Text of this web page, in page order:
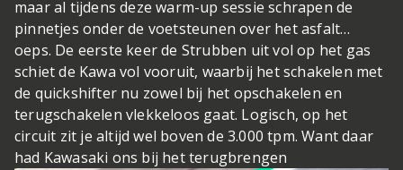
maar al tijdens deze warm-up sessie schrapen de
pinnetjes onder de voetsteunen over het asfalt…
oeps. De eerste keer de Strubben uit vol op het gas
schiet de Kawa vol vooruit, waarbij het schakelen met
de quickshifter nu zowel bij het opschakelen en
terugschakelen vlekkeloos gaat. Logisch, op het
circuit zit je altijd wel boven de 3.000 tpm. Want daar
had Kawasaki ons bij het terugbrengen